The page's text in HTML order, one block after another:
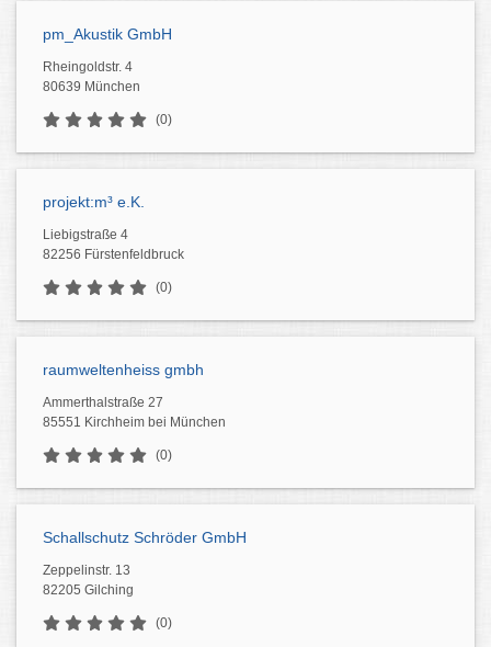
pm_Akustik GmbH
Rheingoldstr. 4
80639 München
(0)
projekt:m³ e.K.
Liebigstraße 4
82256 Fürstenfeldbruck
(0)
raumweltenheiss gmbh
Ammerthalstraße 27
85551 Kirchheim bei München
(0)
Schallschutz Schröder GmbH
Zeppelinstr. 13
82205 Gilching
(0)